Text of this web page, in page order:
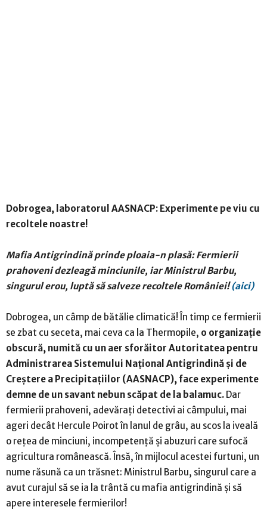
Dobrogea, laboratorul AASNACP: Experimente pe viu cu
recoltele noastre!
Mafia Antigrindină prinde ploaia-n plasă: Fermierii
prahoveni dezleagă minciunile, iar Ministrul Barbu,
singurul erou, luptă să salveze recoltele României!(aici)
Dobrogea, un câmp de bătălie climatică! În timp ce fermierii
se zbat cu seceta, mai ceva ca la Thermopile, o organizație
obscură, numită cu un aer sforăitor Autoritatea pentru
Administrarea Sistemului Național Antigrindină și de
Creștere a Precipitațiilor (AASNACP), face experimente
demne de un savant nebun scăpat de la balamuc. Dar
fermierii prahoveni, adevărați detectivi ai câmpului, mai
ageri decât Hercule Poirot în lanul de grâu, au scos la iveală
o rețea de minciuni, incompetență și abuzuri care sufocă
agricultura românească. Însă, în mijlocul acestei furtuni, un
nume răsună ca un trăsnet: Ministrul Barbu, singurul care a
avut curajul să se ia la trântă cu mafia antigrindină și să
apere interesele fermierilor!